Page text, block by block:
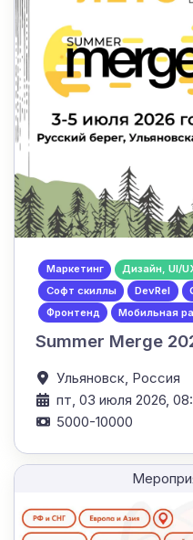
Маркетинг Дизайн, UI/
Софт скиллы
DevRel
Фронтенд
Мобильная
Summer Merge
Ульяновск, Россия
пт, 03 июля 2026,
5000-10000